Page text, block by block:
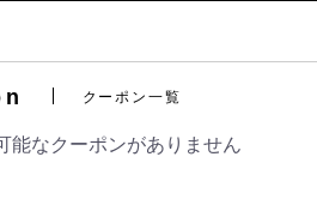
クーポン一覧
能なクーポンがありません